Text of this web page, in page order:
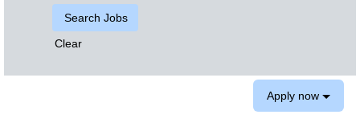
Clear
Apply now